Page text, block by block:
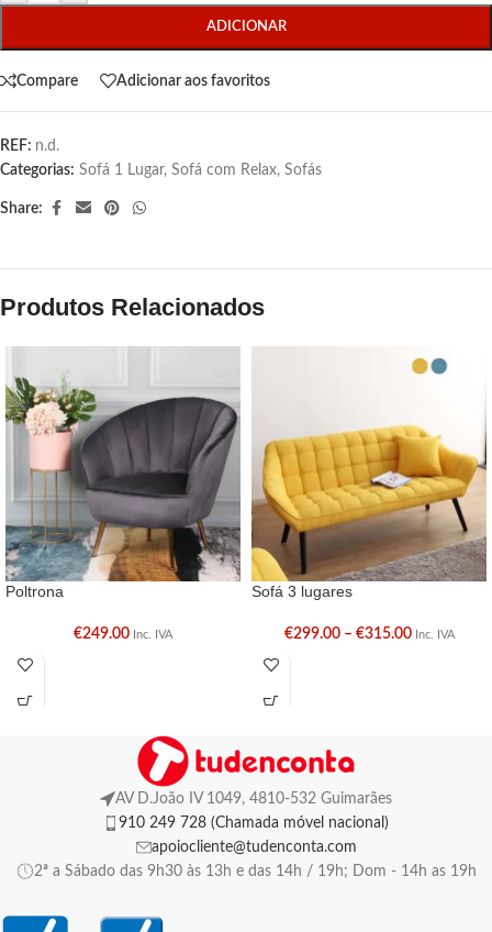
ADICIONAR
Compare Adicionar aos favoritos
REF: n.d.
Categorias: Sofá 1 Lugar, Sofá com Relax, Sofás
Share:
Produtos Relacionados
Poltrona
€249.00 Inc. IVA
Sofá 3 lugares
€299.00 – €315.00 Inc. IVA
AV D.João IV 1049, 4810-532 Guimarães
910 249 728 (Chamada móvel nacional)
apoiocliente@tudenconta.com
2ª a Sábado das 9h30 às 13h e das 14h / 19h; Dom - 14h as 19h